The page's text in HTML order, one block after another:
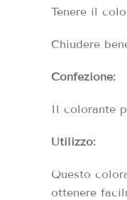
Tenere il
Chiudere
Confezione:
Il colorante
Utilizzo:
Questo
ottenere